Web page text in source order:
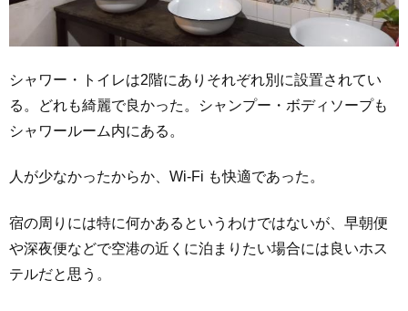
シャワー・トイレは2階にありそれぞれ別に設置されてい
る。どれも綺麗で良かった。シャンプー・ボディソープも
シャワールーム内にある。
人が少なかったからか、Wi-Fi も快適であった。
宿の周りには特に何かあるというわけではないが、早朝便
や深夜便などで空港の近くに泊まりたい場合には良いホス
テルだと思う。